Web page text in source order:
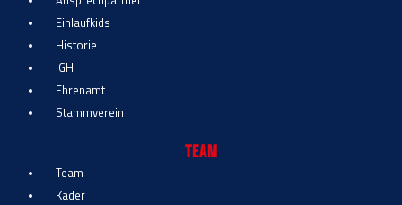
Einlaufkids
Historie
IGH
Ehrenamt
Stammverein
Team
Team
Kader